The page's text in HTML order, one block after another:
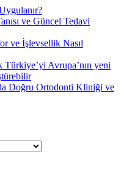
ve Güncel Tedavi
ve İşlevsellik Nasıl
Avrupa’nın yeni
Doğru Ortodonti Kliniği ve